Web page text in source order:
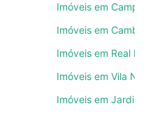
favoritos. Você
quantidade de
de garagem para
salão de
Imóveis em
Imóveis em Cambuí
Imóveis em Real
Imóveis em Vila
Imóveis em Jardim